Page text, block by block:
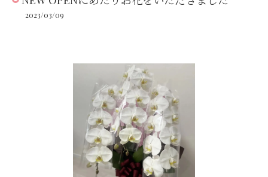
2023/03/09